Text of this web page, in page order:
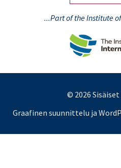
...Part of the Institute
© 2026
Graafinen suunnittelu ja